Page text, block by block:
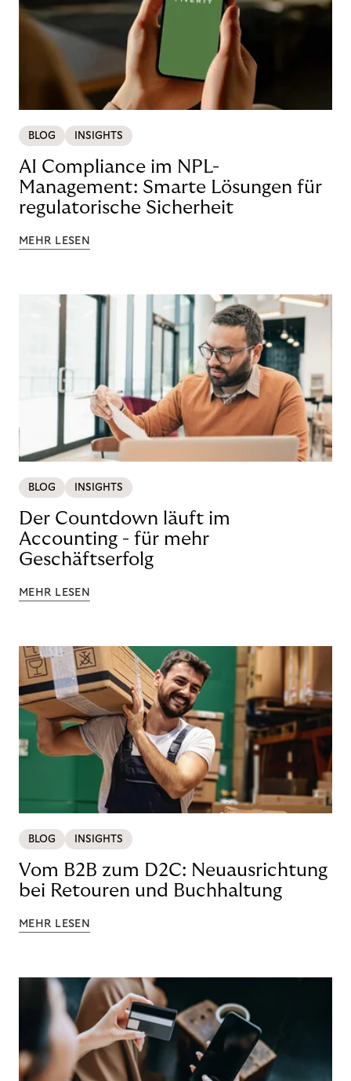
BLOG INSIGHTS
AI Compliance im NPL-
Management: Smarte Lösungen für
regulatorische Sicherheit
MEHR LESEN
BLOG INSIGHTS
Der Countdown läuft im
Accounting - für mehr
Geschäftserfolg
MEHR LESEN
BLOG INSIGHTS
Vom B2B zum D2C: Neuausrichtung
bei Retouren und Buchhaltung
MEHR LESEN